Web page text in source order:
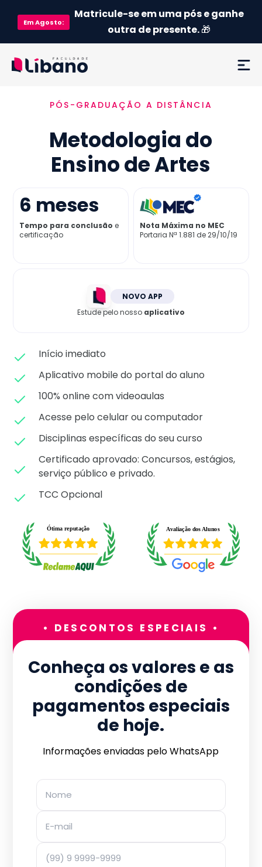
EmAgosto:
Matricule-se em uma pós e ganhe
outra de presente.🎁
Ementa
Como funciona
Credenciamento MEC
Preço
Já sou aluno
PÓS-GRADUAÇÃO A DISTÂNCIA
Metodologia do
Ensino de Artes
6 meses
Tempo para conclusão e
certificação
Nota Máxima no MEC
Portaria Nª 1.881 de 29/10/19
NOVO APP
Estude pelo nosso aplicativo
Início imediato
Aplicativo mobile do portal do aluno
100% online com videoaulas
Acesse pelo celular ou computador
Disciplinas específicas do seu curso
Certificado aprovado: Concursos, estágios,
serviço público e privado.
TCC Opcional
• DESCONTOS ESPECIAIS •
Conheça os valores e as
condições de
pagamentos especiais
de hoje.
Informações enviadas pelo WhatsApp